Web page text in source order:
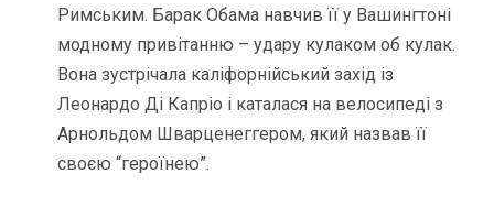
Римським. Барак Обама навчив її у Вашингтоні
модному привітанню – удару кулаком об кулак.
Вона зустрічала каліфорнійський захід із
Леонардо Ді Капріо і каталася на велосипеді з
Арнольдом Шварценеггером, який назвав її
своєю “героїнею”.